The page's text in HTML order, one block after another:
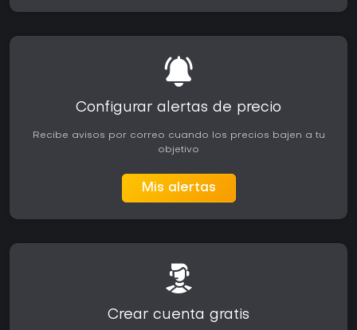
Configurar alertas de precio
Recibe avisos por correo cuando los precios bajen a tu
objetivo
Mis alertas
Crear cuenta gratis